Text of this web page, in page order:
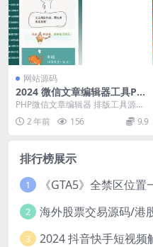
网站源码
2024 微信文章编辑器工具PH
P源码
PHP微信文章编辑器 排版工具源
码，带文章采集功能，带多种样
式，内附使用视频教程
2 年前 156 9.9
排行榜展示
1 《GTA5》全禁区位置
2
3 2024 抖音快手短视